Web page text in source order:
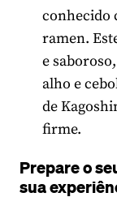
conhecido
ramen.
e
alho e
de
firme.
Prepare o
sua